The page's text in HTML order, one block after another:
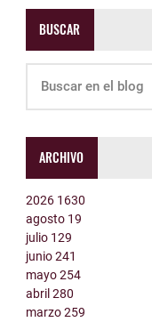
BUSCAR
ARCHIVO
2026 1630
agosto 19
julio 129
junio241
mayo254
abril280
marzo259